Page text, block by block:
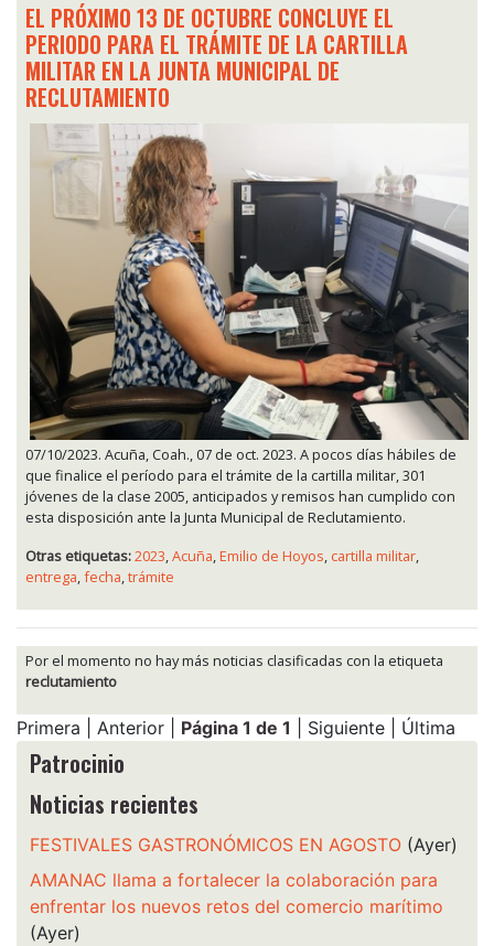
EL PRÓXIMO 13 DE OCTUBRE CONCLUYE EL
PERIODO PARA EL TRÁMITE DE LA CARTILLA
MILITAR EN LA JUNTA MUNICIPAL DE
RECLUTAMIENTO
07/10/2023. Acuña, Coah., 07 de oct. 2023. A pocos días hábiles de
que finalice el período para el trámite de la cartilla militar, 301
jóvenes de la clase 2005, anticipados y remisos han cumplido con
esta disposición ante la Junta Municipal de Reclutamiento.
Otras etiquetas:2023,Acuña,Emilio de Hoyos, cartilla militar,
entrega,fecha,trámite
Por el momento no hay más noticias clasificadas con la etiqueta
reclutamiento
Primera | Anterior | Página 1 de 1 | Siguiente | Última
Patrocinio
Noticias recientes
FESTIVALES GASTRONÓMICOS EN AGOSTO (Ayer)
AMANAC llama a fortalecer la colaboración para
enfrentar los nuevos retos del comercio marítimo
(Ayer)